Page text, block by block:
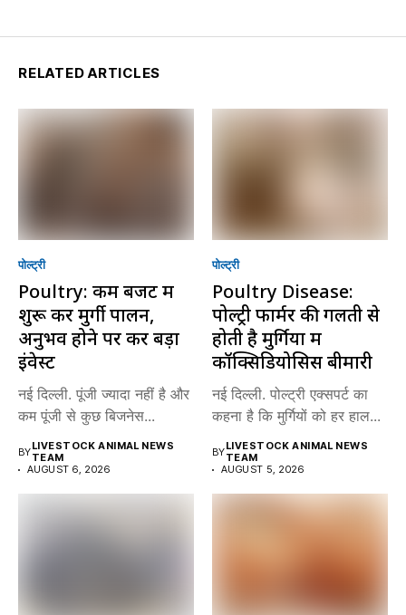
RELATED ARTICLES
पोल्ट्री
Poultry: कम बजट में
शुरू करें मुर्गी पालन,
अनुभव होने पर करें बड़ा
इंवेस्ट
नई दिल्ली. पूंजी ज्यादा नहीं है और
कम पूंजी से कुछ बिजनेस...
BYLIVESTOCK ANIMAL NEWS
TEAM
AUGUST 6, 2026
पोल्ट्री
Poultry Disease:
पोल्ट्री फार्मर की गलती से
होती है मुर्गियों में
कॉक्सिडियोसिस बीमारी
नई दिल्ली. पोल्ट्री एक्सपर्ट का
कहना है कि मुर्गियों को हर हाल...
BYLIVESTOCK ANIMAL NEWS
TEAM
AUGUST 5, 2026